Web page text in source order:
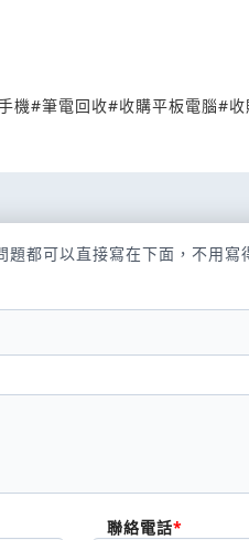
機#筆電回收#收購平板電腦#
題都可以直接寫在下面，不用
聯絡電話